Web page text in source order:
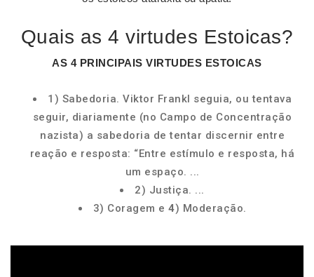
Quais as 4 virtudes Estoicas?
AS 4PRINCIPAISVIRTUDES ESTOICAS
1) Sabedoria. Viktor Frankl seguia, ou tentava
seguir, diariamente (no Campo de Concentração
nazista) a sabedoria de tentar discernir entre
reação e resposta: “Entre estímulo e resposta, há
um espaço. ...
2) Justiça. ...
3) Coragem e 4) Moderação.